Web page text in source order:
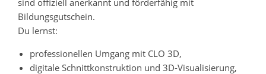
sind offiziell anerkannt und förderfähig mit
Bildungsgutschein.
Du lernst:
professionellen Umgang mit CLO 3D,
digitale Schnittkonstruktion und 3D-Visualisierung,